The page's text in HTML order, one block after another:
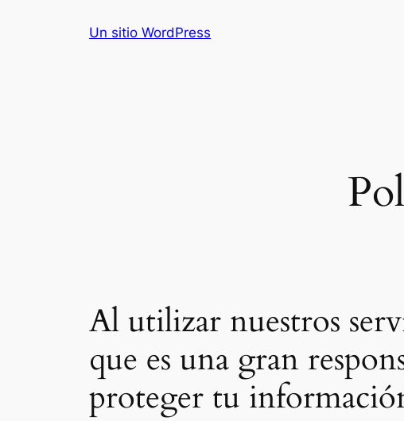
Un sitio WordPress
Al utilizar nuestros
que es una gran
proteger tu